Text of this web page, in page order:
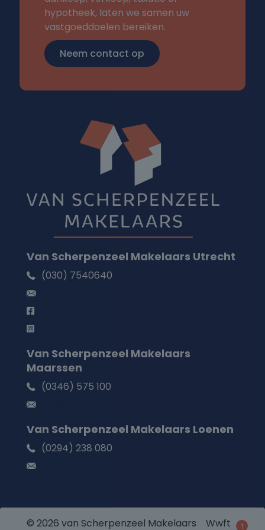
Bijzonderheden:
- Energielabel C;
- Airconditioning aanwezig;
- HR-/dubbelglas aanwezig;
- Moderne badkamer (2021);
- Keuken geplaatst in 2018;
- Servicekosten: €175,53 per maand.
Transport en oplevering : indicatie februari/maart
hypotheek, laten we samen uw
vastgoeddoelen bereiken.
Neem contact op
Van Scherpenzeel Makelaars Utrecht
(030) 7540640
Van Scherpenzeel Makelaars
Maarssen
(0346) 575 100
Van Scherpenzeel Makelaars Loenen
(0294) 238 080
© 2026 van Scherpenzeel Makelaars Wwft 1